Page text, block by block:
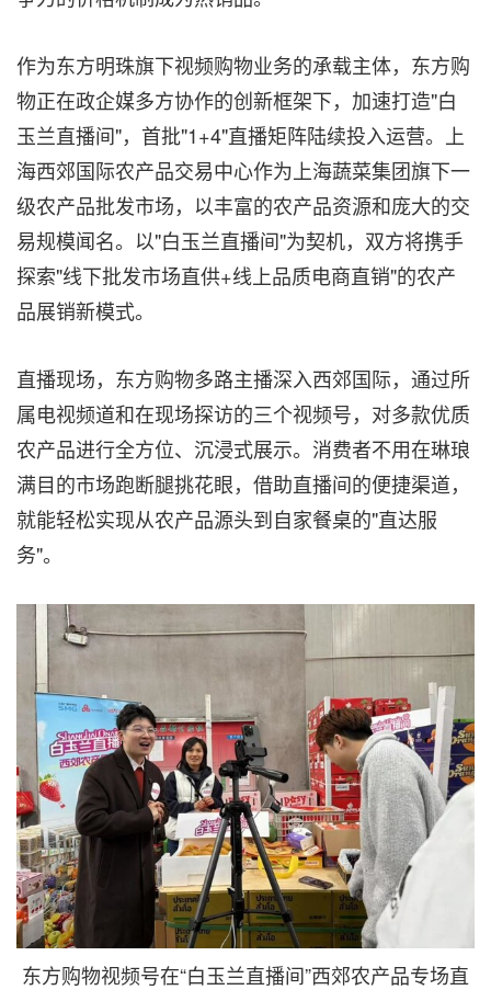
作为东方明珠旗下视频购物业务的承载主体，东方购
物正在政企媒多方协作的创新框架下，加速打造"白
玉兰直播间"，首批"1+4"直播矩阵陆续投入运营。上
海西郊国际农产品交易中心作为上海蔬菜集团旗下一
级农产品批发市场，以丰富的农产品资源和庞大的交
易规模闻名。以"白玉兰直播间"为契机，双方将携手
探索"线下批发市场直供+线上品质电商直销"的农产
品展销新模式。
直播现场，东方购物多路主播深入西郊国际，通过所
属电视频道和在现场探访的三个视频号，对多款优质
农产品进行全方位、沉浸式展示。消费者不用在琳琅
满目的市场跑断腿挑花眼，借助直播间的便捷渠道，
就能轻松实现从农产品源头到自家餐桌的"直达服
务"。
东方购物视频号在“白玉兰直播间”西郊农产品专场直